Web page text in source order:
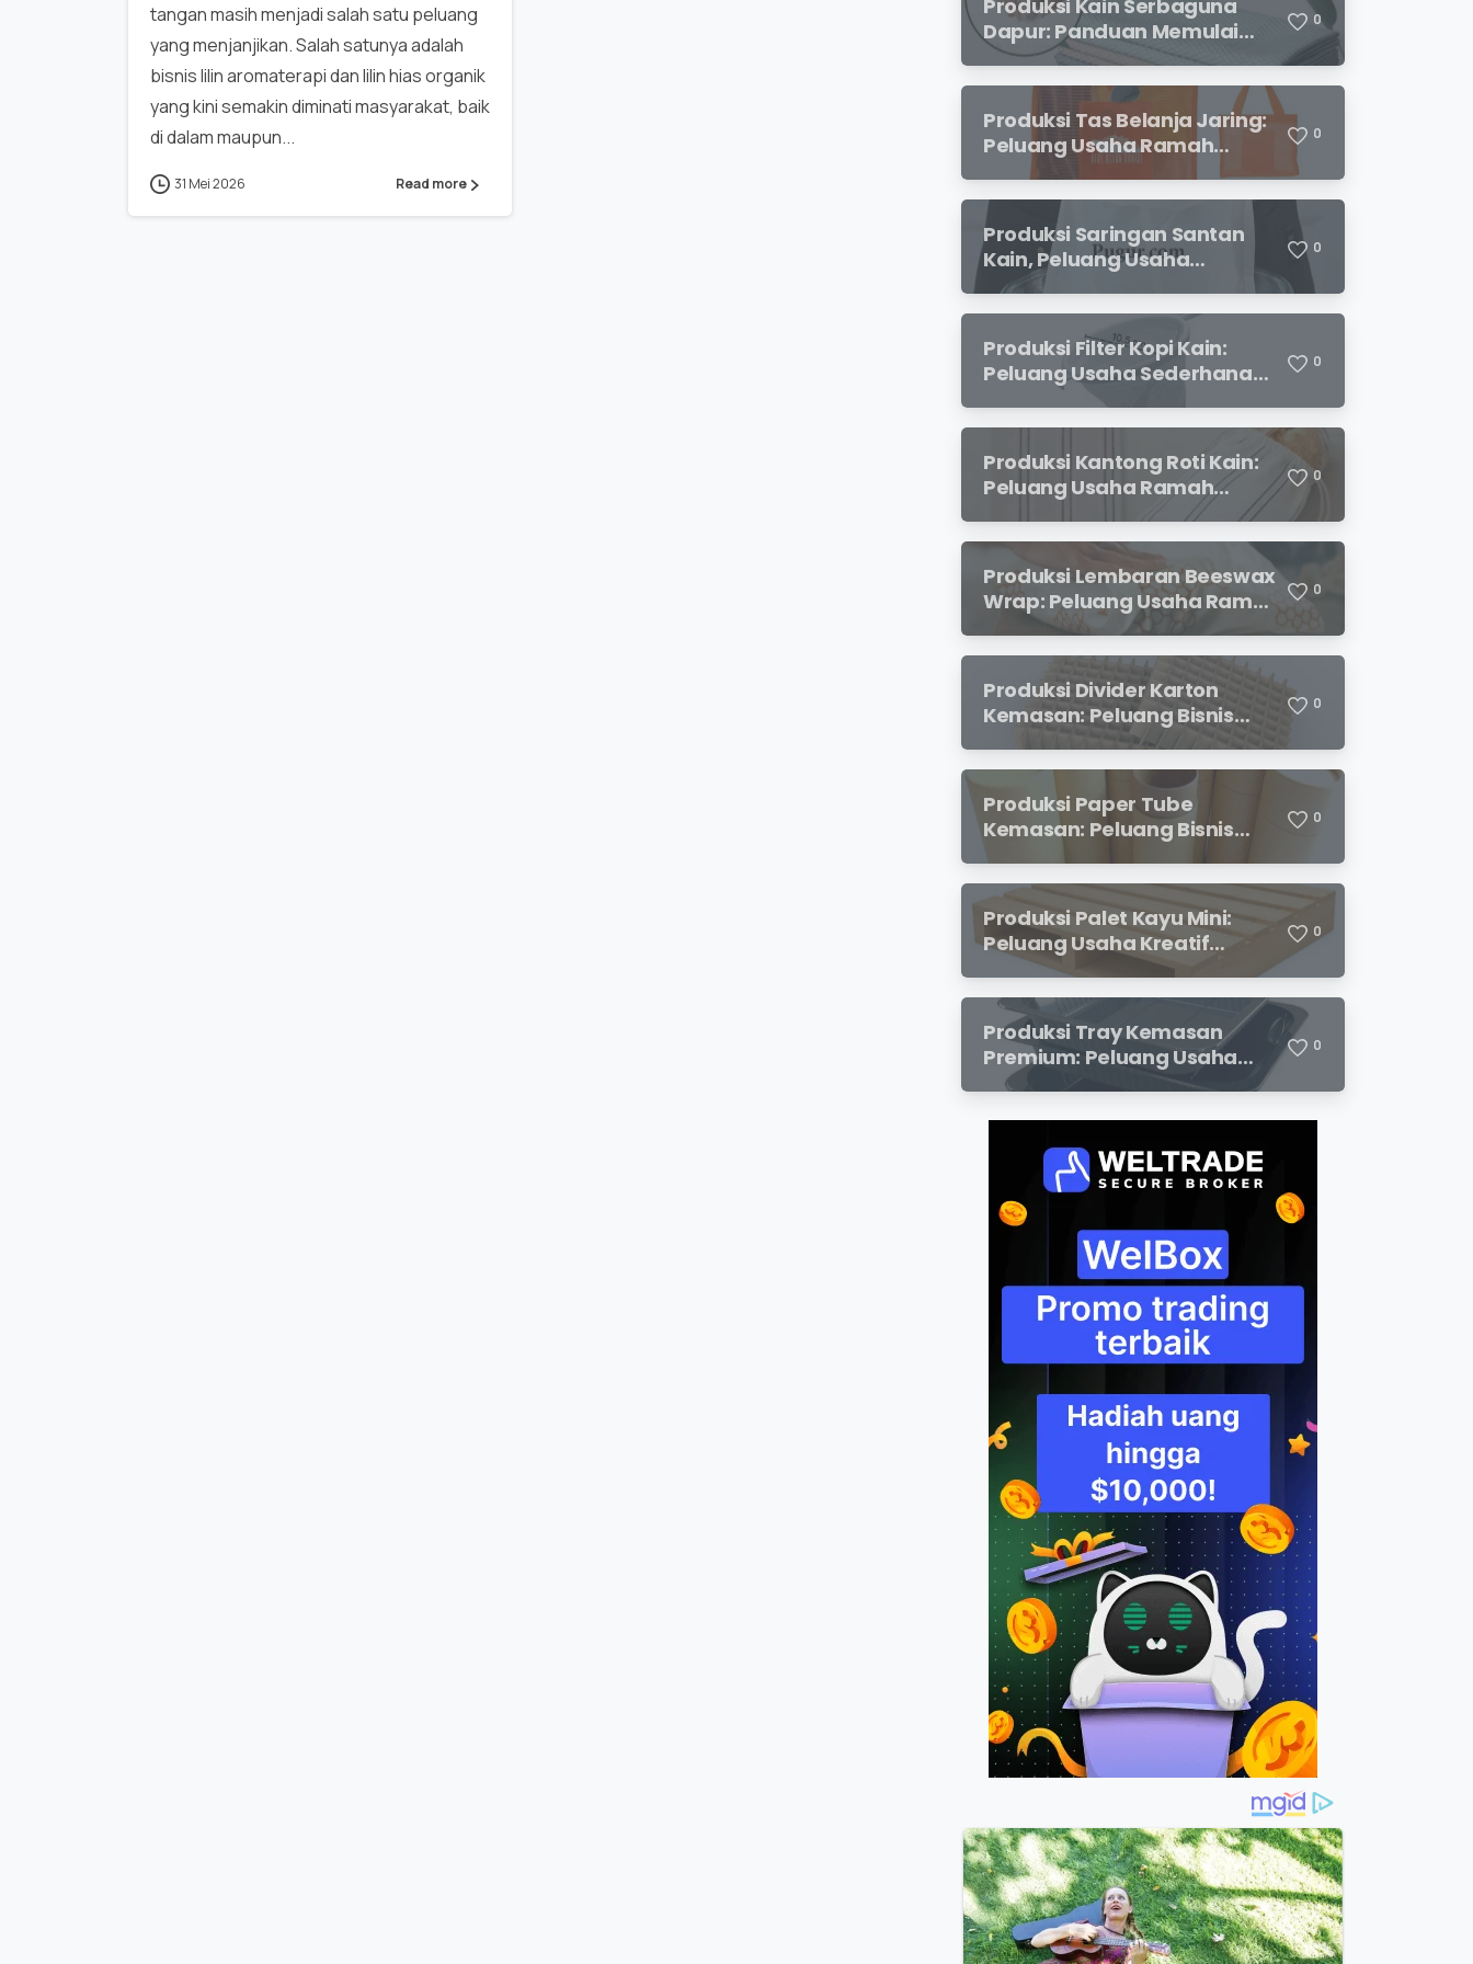
tangan masih menjadi salah satu peluang
yang menjanjikan. Salah satunya adalah
bisnis lilin aromaterapi dan lilin hias organik
yang kini semakin diminati masyarakat, baik
di dalam maupun...
31 Mei 2026 Read more
Produksi Kain Serbaguna
Dapur: Panduan Memulai
Usaha yang Menjanjikan
untuk Pebisnis Pemula
0
Produksi Tas Belanja Jaring:
Peluang Usaha Ramah
Lingkungan yang
Menjanjikan
0
Produksi Saringan Santan
Kain, Peluang Usaha
Sederhana dengan
Permintaan yang Terus
Meningkat
0
Produksi Filter Kopi Kain:
Peluang Usaha Sederhana
yang Semakin Diminati
Pecinta Kopi
0
Produksi Kantong Roti Kain:
Peluang Usaha Ramah
Lingkungan dengan Prospek
Menjanjikan
0
Produksi Lembaran Beeswax
Wrap: Peluang Usaha Ramah
Lingkungan yang
Menjanjikan
0
Produksi Divider Karton
Kemasan: Peluang Bisnis
Menjanjikan dengan
Permintaan yang Terus
Meningkat
0
Produksi Paper Tube
Kemasan: Peluang Bisnis
Prospek Cerah
0
Produksi Palet Kayu Mini:
Peluang Usaha Kreatif
dengan Modal Terjangkau
dan Potensi Keuntungan
Menjanjikan
0
Produksi Tray Kemasan
Premium: Peluang Usaha
Menjanjikan di Industri
0